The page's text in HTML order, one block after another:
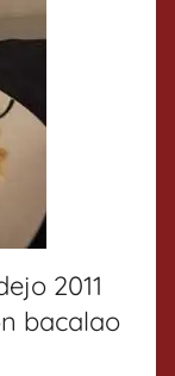
2011
bacalao